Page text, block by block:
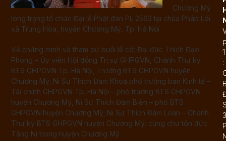
Chương Mỹ
long trọng tổ chức Đại lễ Phật đản PL 2563 tại chùa Pháp Lôi ,
xã Trung Hòa, huyện Chương Mỹ, Tp. Hà Nội
Về chứng minh và tham dự buổi lễ có: Đại đức Thích Đạo
Phong – Ủy viên Hội đồng Trị sự GHPGVN, Chánh Thư ký
BTS GHPGVN Tp. Hà Nội, Trưởng BTS GHPGVN huyện
Chương Mỹ; Ni Sư Thích Đàm Khoa phó trưởng ban Kinh tế –
Tài chính GHPGVN Tp. Hà Nội – phó trưởng BTS GHPGVN
huyện Chương Mỹ, Ni Sư Thích Đàm Biên – phó BTS
GHPGVN huyện Chương Mỹ; Ni Sư Thích Đàm Loan – Chánh
Thư ký BTS GHPGVN huyện Chương Mỹ; cùng chư tôn đức
Tăng Ni trong huyện Chương Mỹ.
1
:
3